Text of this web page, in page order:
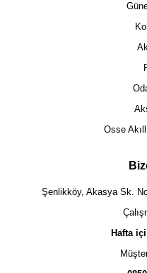
Osse
Şenlikköy, Akasya Sk.
Hafta